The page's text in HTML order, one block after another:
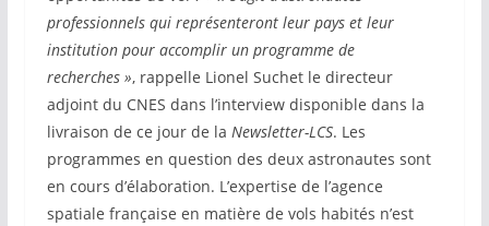
professionnels qui représenteront leur pays et leur
institution pour accomplir un programme de
recherches », rappelle Lionel Suchet le directeur
adjoint du CNES dans l’interview disponible dans la
livraison de ce jour de la Newsletter-LCS. Les
programmes en question des deux astronautes sont
en cours d’élaboration. L’expertise de l’agence
spatiale française en matière de vols habités n’est